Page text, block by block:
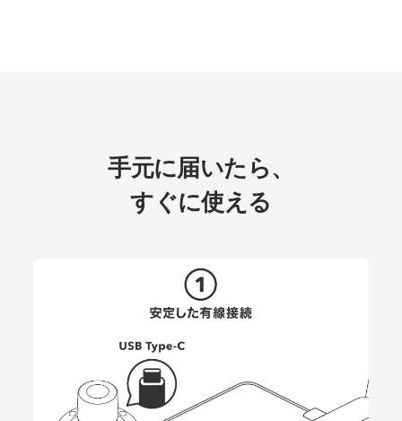
手元に届いたら、
すぐに使える